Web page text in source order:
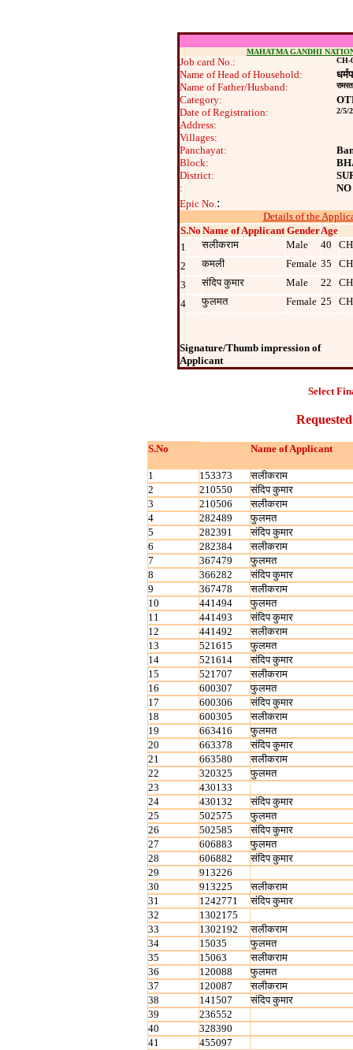
MAHATMA GANDHI
Job card No.: CH-
Name of Head of Household:
Name of Father/Husband:
Category:
Date of Registration:
2/5/
Address:
Villages:
Panchayat:
Block:
District:
:
NO
Epic No.:
Details of the
S.No Name of Applicant GenderAge
1
सलीकराम Male 40
2
कमली Female 35
3
संदिप कुमार Male 22
4
फुलमत Female 25
Signature/Thumb impression of
Applicant
Select
S.No Name of Applicant
1 153373
सलीकराम
2
210550
संदिप कुमार
3
210506
सलीकराम
4
282489
फुलमत
5
282391
संदिप कुमार
6
282384
सलीकराम
7
367479
फुलमत
8
366282
संदिप कुमार
9
367478
सलीकराम
10
441494
फुलमत
11
441493
संदिप कुमार
12
441492
सलीकराम
13
521615
फुलमत
14
521614
संदिप कुमार
15
521707
सलीकराम
16
600307
फुलमत
17
600306
संदिप कुमार
18
600305
सलीकराम
19
663416
फुलमत
20
663378
संदिप कुमार
21
663580
सलीकराम
22
320325
फुलमत
23
430133
24
430132
संदिप कुमार
25
502575
फुलमत
26
502585
संदिप कुमार
27
606883
फुलमत
28
606882
संदिप कुमार
29
913226
30
913225
सलीकराम
31
1242771
संदिप कुमार
32
1302175
33
1302192
सलीकराम
34
15035
फुलमत
35
15063
सलीकराम
36
120088
फुलमत
37
120087
सलीकराम
38
141507
संदिप कुमार
39
236552
40
328390
41
455097